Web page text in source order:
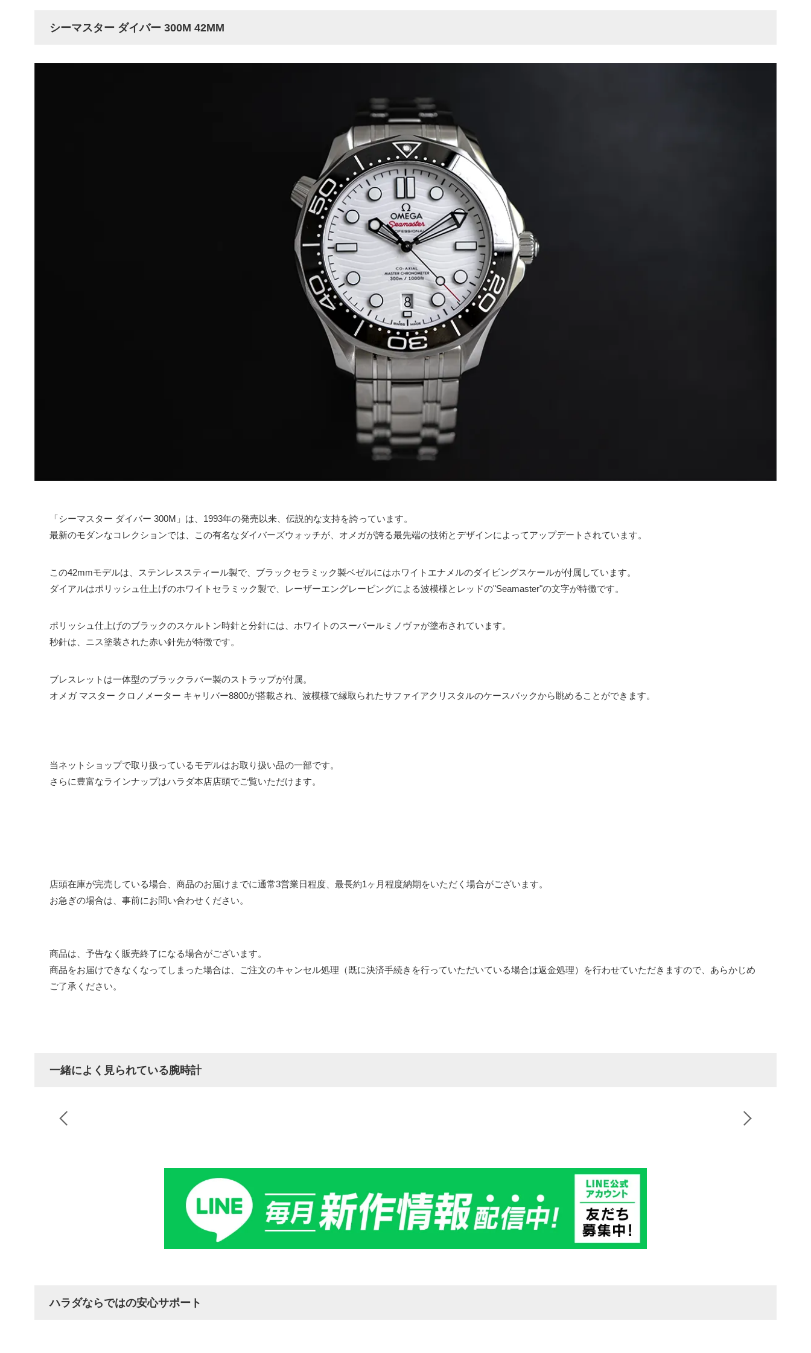
シーマスター ダイバー 300M 42MM
「シーマスター ダイバー 300M」は、1993年の発売以来、伝説的な支持を誇っています。
最新のモダンなコレクションでは、この有名なダイバーズウォッチが、オメガが誇る最先端の技術とデザインによってアップデートされています。
この42mmモデルは、ステンレススティール製で、ブラックセラミック製ベゼルにはホワイトエナメルのダイビングスケールが付属しています。
ダイアルはポリッシュ仕上げのホワイトセラミック製で、レーザーエングレービングによる波模様とレッドの"Seamaster"の文字が特徴です。
ポリッシュ仕上げのブラックのスケルトン時針と分針には、ホワイトのスーパールミノヴァが塗布されています。
秒針は、ニス塗装された赤い針先が特徴です。
ブレスレットは一体型のブラックラバー製のストラップが付属。
オメガ マスター クロノメーター キャリバー8800が搭載され、波模様で縁取られたサファイアクリスタルのケースバックから眺めることができます。
当ネットショップで取り扱っているモデルはお取り扱い品の一部です。
さらに豊富なラインナップはハラダ本店店頭でご覧いただけます。
店頭在庫が完売している場合、商品のお届けまでに通常3営業日程度、最長約1ヶ月程度納期をいただく場合がございます。
お急ぎの場合は、事前にお問い合わせください。
商品は、予告なく販売終了になる場合がございます。
商品をお届けできなくなってしまった場合は、ご注文のキャンセル処理（既に決済手続きを行っていただいている場合は返金処理）を行わせていただきますので、あらかじめ
ご了承ください。
一緒によく見られている腕時計
ハラダならではの安心サポート